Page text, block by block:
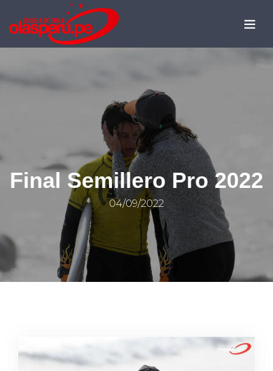
Final Semillero Pro 2022
04/09/2022